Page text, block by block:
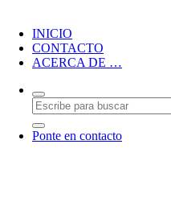
INICIO
CONTACTO
ACERCA DE …
Ponte en contacto